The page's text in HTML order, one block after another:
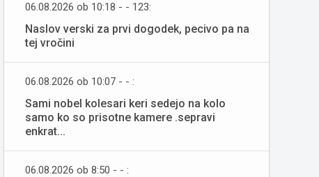
06.08.2026 ob 10:18 - - 123:
Naslov verski za prvi dogodek, pecivo pa na
tej vročini
06.08.2026 ob 10:07 - - :
Sami nobel kolesari keri sedejo na kolo
samo ko so prisotne kamere .sepravi
enkrat...
06.08.2026 ob 8:50 - - :